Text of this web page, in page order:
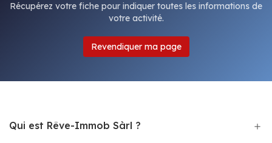
Récupérez votre fiche pour indiquer toutes les informations de
votre activité.
Revendiquer ma page
Qui est Rêve-Immob Sàrl ?